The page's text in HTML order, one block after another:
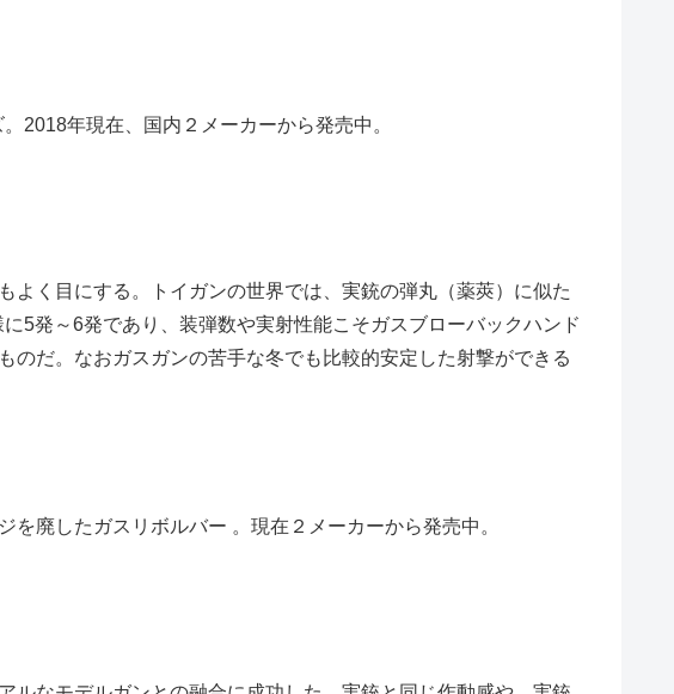
2018年現在、国内２メーカーから発売中。
く目にする。トイガンの世界では、実銃の弾丸（薬莢）に似た
5発～6発であり、装弾数や実射性能こそガスブローバックハンド
だ。なおガスガンの苦手な冬でも比較的安定した射撃ができる
廃したガスリボルバー 。現在２メーカーから発売中。